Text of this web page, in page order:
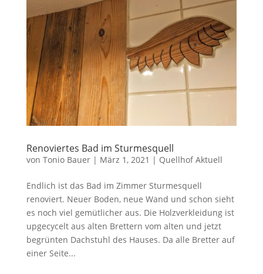
Renoviertes Bad im Sturmesquell
von Tonio Bauer| März 1, 2021 | Quellhof Aktuell
Endlich ist das Bad im Zimmer Sturmesquell
renoviert. Neuer Boden, neue Wand und schon sieht
es noch viel gemütlicher aus. Die Holzverkleidung ist
upgecycelt aus alten Brettern vom alten und jetzt
begrünten Dachstuhl des Hauses. Da alle Bretter auf
einer Seite...